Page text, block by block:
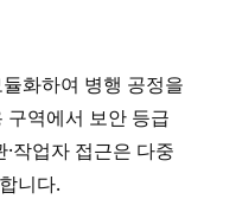
듈화하여 병행 공정을
구역에서 보안 등급
작업자 접근은 다중
니다.